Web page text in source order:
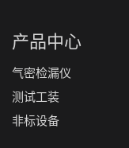
产品中心
气密检漏仪
测试工装
非标设备